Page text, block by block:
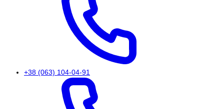
+38 (063) 104-04-91